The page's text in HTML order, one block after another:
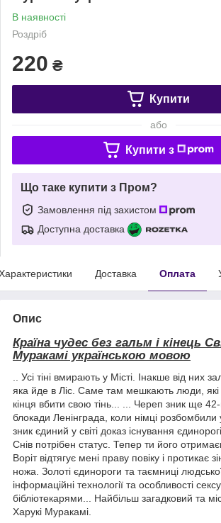
В наявності
Роздріб
220 ₴
Купити
або
Купити з
Що таке купити з Пром?
Замовлення під захистом
Доступна доставка
Доставка Оплата
Опис
Країна чудес без гальм і кінець
Муракамі українською мовою
.. Усі тіні вмирають у Місті. Інакше від них
яка йде в Ліс. Саме там мешкають люди,
кінця вбити свою тінь... ... Череп зник ще 42-
блокади Ленінграда, коли німці розбомбили
зник єдиний у світі доказ існування
Снів потрібен статус. Тепер ти його
Воріт відтягує мені праву повіку і протикає
ножа. Золоті єдинороги та таємниці людської
інформаційні технології та особливості
бібліотекарями... Найбільш загадковий та
Харукі Муракамі.